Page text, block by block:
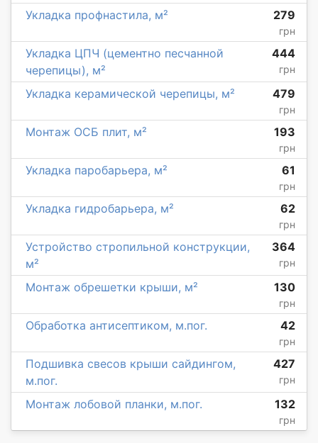
Укладка профнастила, м² 279
грн
Укладка ЦПЧ (цементно песчанной
черепицы), м²
444
грн
Укладка керамической черепицы, м² 479
грн
Монтаж ОСБ плит, м² 193
грн
Укладка паробарьера, м² 61
грн
Укладка гидробарьера, м² 62
грн
Устройство стропильной конструкции,
м²
364
грн
Монтаж обрешетки крыши, м² 130
грн
Обработка антисептиком, м.пог. 42
грн
Подшивка свесов крыши сайдингом,
м.пог.
427
грн
Монтаж лобовой планки, м.пог. 132
грн